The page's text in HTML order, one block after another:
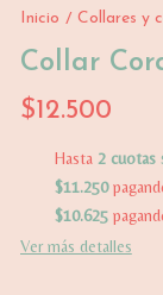
Inicio / Collares y
Collar
$12.500
Hasta 2 cuotas
$11.250
$10.625
Ver más detalles